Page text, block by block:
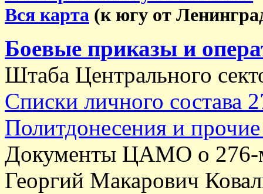
Вся карта (к югу от
Боевые приказы и
Штаба Центрального
Списки личного состава
Политдонесения и
Документы ЦАМО о 276-
Георгий Макарович